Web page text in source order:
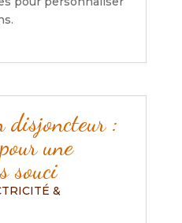
disjoncteur :
une
souci
&